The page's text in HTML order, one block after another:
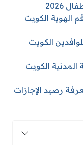
2026
الهوية الكويت
الكويت
الكويت
رصيد الإجازات